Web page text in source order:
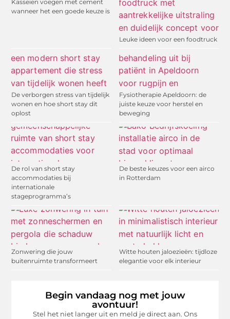
Kasseien voegen met cement
wanneer het een goede keuze is
Leuke ideen voor een foodtruck
De verborgen stress van tijdelijk
wonen en hoe short stay dit
oplost
Fysiotherapie Apeldoorn: de
juiste keuze voor herstel en
beweging
De rol van short stay
accommodaties bij
internationale
stageprogramma’s
De beste keuzes voor een airco
in Rotterdam
Zonwering die jouw
buitenruimte transformeert
Witte houten jaloezieën: tijdloze
elegantie voor elk interieur
Begin vandaag nog met jouw
avontuur!
Stel het niet langer uit en meld je direct aan. Ons